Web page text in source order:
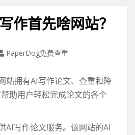
作首先啥网站？
PaperDog免费查重
站拥有AI写作论文、查重和降
助用户轻松完成论文的各个
AI写作论文服务。该网站的AI